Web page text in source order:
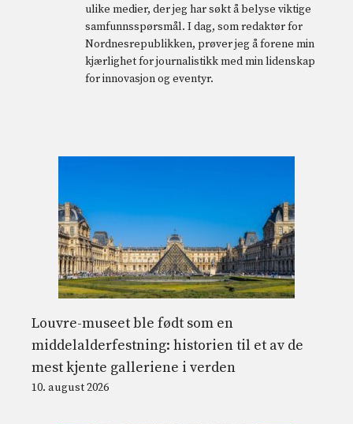
ulike medier, der jeg har søkt å belyse viktige
samfunnsspørsmål. I dag, som redaktør for
Nordnesrepublikken, prøver jeg å forene min
kjærlighet for journalistikk med min lidenskap
for innovasjon og eventyr.
Louvre-museet ble født som en
middelalderfestning: historien til et av de
mest kjente galleriene i verden
10. august 2026